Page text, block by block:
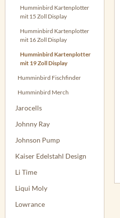
Humminbird Kartenplotter
mit 15 Zoll Display
Humminbird Kartenplotter
mit 16 Zoll Display
Humminbird Kartenplotter
mit 19 Zoll Display
Humminbird Fischfinder
Humminbird Merch
Jarocells
Johnny Ray
Johnson Pump
Kaiser Edelstahl Design
Li Time
Liqui Moly
Lowrance